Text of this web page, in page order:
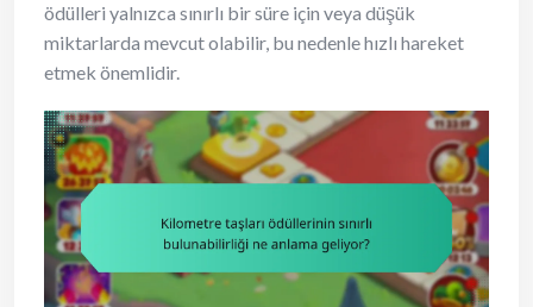
ödülleri yalnızca sınırlı bir süre için veya düşük
miktarlarda mevcut olabilir, bu nedenle hızlı hareket
etmek önemlidir.